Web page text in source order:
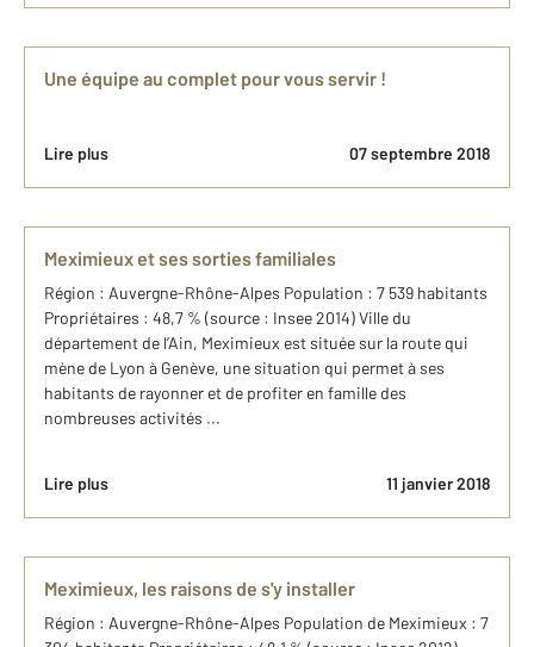
Une équipe au complet pour vous servir !
Lire plus 07 septembre 2018
Meximieux et ses sorties familiales
Région : Auvergne-Rhône-Alpes Population : 7 539 habitants
Propriétaires : 48,7 % (source : Insee 2014) Ville du
département de l’Ain, Meximieux est située sur la route qui
mène de Lyon à Genève, une situation qui permet à ses
habitants de rayonner et de profiter en famille des
nombreuses activités ...
Lire plus 11 janvier 2018
Meximieux, les raisons de s'y installer
Région : Auvergne-Rhône-Alpes Population de Meximieux : 7